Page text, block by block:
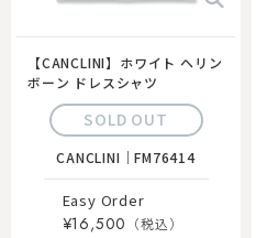
【CANCLINI】ホワイト ヘリン
ボーン ドレスシャツ
SOLD OUT
CANCLINI ｜FM76414
Easy Order
¥16,500